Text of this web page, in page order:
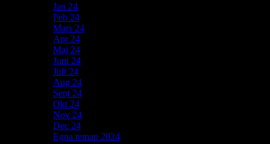
Jan 24
Feb 24
Mars 24
Apr 24
Maj 24
Juni 24
Juli 24
Aug 24
Sept 24
Okt 24
Nov 24
Dec 24
Egna teman 2024